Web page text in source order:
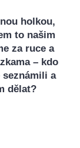
holkou,
to našim
za ruce a
– kdo
a
dělat?